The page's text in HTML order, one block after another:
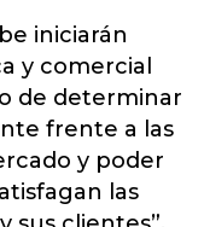
iniciarán
y comercial
de determinar
frente a las
y poder
las